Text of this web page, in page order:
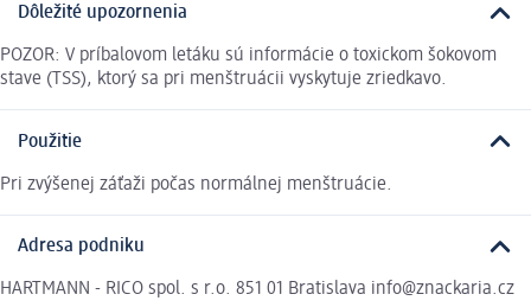
Dôležité upozornenia
POZOR: V príbalovom letáku sú informácie o toxickom šokovom
stave (TSS), ktorý sa pri menštruácii vyskytuje zriedkavo.
Použitie
Pri zvýšenej záťaži počas normálnej menštruácie.
Adresa podniku
HARTMANN - RICO spol. s r.o. 851 01 Bratislava info@znackaria.cz